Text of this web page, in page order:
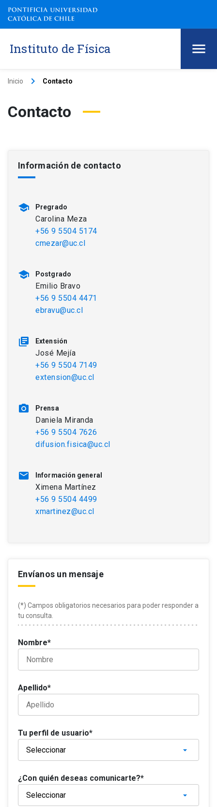
Instituto de Física
Inicio keyboard_arrow_right Contacto
Contacto
Información de contacto
school Pregrado
Carolina Meza
+56 9 5504 5174
cmezar@uc.cl
school Postgrado
Emilio Bravo
+56 9 5504 4471
ebravu@uc.cl
library_books Extensión
José Mejía
+56 9 5504 7149
extension@uc.cl
photo_camera Prensa
Daniela Miranda
+56 9 5504 7626
difusion.fisica@uc.cl
mail Información general
Ximena Martínez
+56 9 5504 4499
xmartinez@uc.cl
Envíanos un mensaje
(*) Campos obligatorios necesarios para poder responder a
tu consulta.
Nombre*
Apellido*
Tu perfil de usuario*
¿Con quién deseas comunicarte?*